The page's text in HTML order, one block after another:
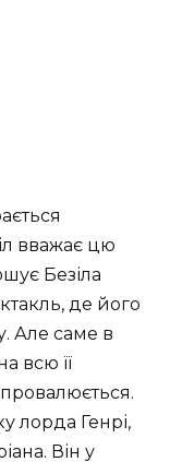
вважає цю
Безіла
де його
Але саме в
всю її
провалюється.
лорда Генрі,
Він у